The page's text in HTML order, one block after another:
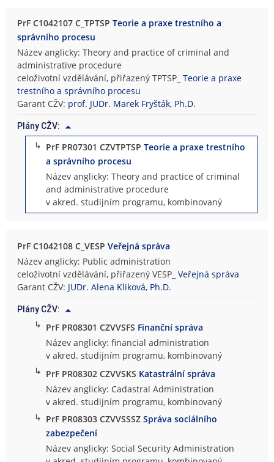
PrF C1042107 C_TPTSPTeorie a praxe trestního a
správního procesu
Název anglicky: Theory and practice of criminal and
administrative procedure
celoživotní vzdělávání, přiřazený TPTSP_Teorie a praxe
trestního a správního procesu
Garant CŽV: prof. JUDr. Marek Fryšták, Ph.D.
Plány CŽV:
↳ PrF PR07301 CZVTPTSPTeorie a praxe trestního
a správního procesu
Název anglicky: Theory and practice of criminal
and administrative procedure
v akred. studijním programu, kombinovaný
PrF C1042108 C_VESPVeřejná správa
Název anglicky: Public administration
celoživotní vzdělávání, přiřazený VESP_Veřejná správa
Garant CŽV: JUDr. Alena Kliková, Ph.D.
Plány CŽV:
↳ PrF PR08301 CZVVSFS Finanční správa
Název anglicky: financial administration
v akred. studijním programu, kombinovaný
↳ PrF PR08302 CZVVSKS Katastrální správa
Název anglicky: Cadastral Administration
v akred. studijním programu, kombinovaný
↳ PrF PR08303 CZVVSSSZSpráva sociálního
zabezpečení
Název anglicky: Social Security Administration